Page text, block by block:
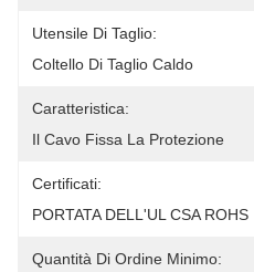
Utensile Di Taglio:
Coltello Di Taglio Caldo
Caratteristica:
Il Cavo Fissa La Protezione
Certificati:
PORTATA DELL'UL CSA ROHS
Quantità Di Ordine Minimo: